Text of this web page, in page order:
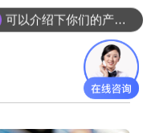
可以介绍下你们的产品么？